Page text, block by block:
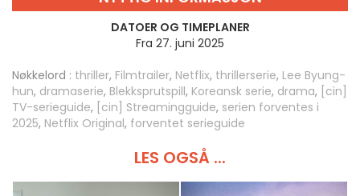
DATOER OG TIMEPLANER
Fra 27. juni 2025
Nøkkelord : thriller, Filmtrailer, Netflix, thrillerserie, Lee Byung-
hun, dramaserie, Blekksprutspill, Koreansk serie, drama, [cin]
TV-serieguide, [cin] Streamingguide, serien forventes i
2025, Netflix Original, forventet serieguide
LES OGSÅ ...